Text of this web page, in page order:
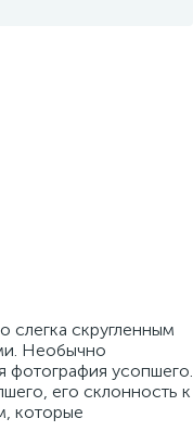
слегка скругленным
Необычно
фотография усопшего.
его склонность к
которые